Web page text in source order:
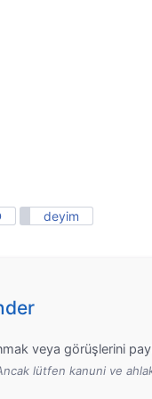
deyim
veya görüşlerini
Ancak lütfen kanuni ve